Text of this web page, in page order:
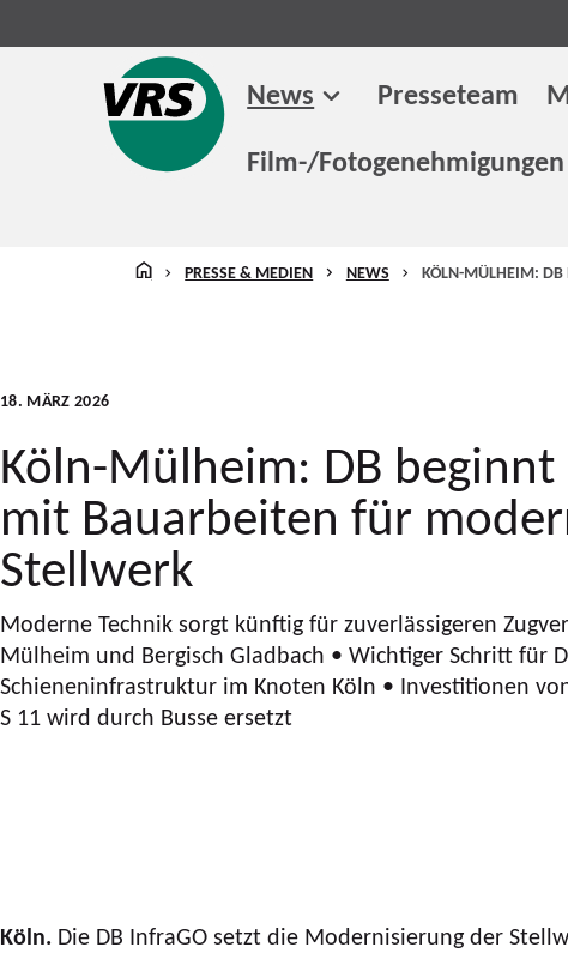
News Presseteam
Film-/Fotogenehmigungen
STARTSEITE
PRESSE & MEDIEN NEWS KÖLN-MÜLHEIM: DB
18. MÄRZ 2026
Köln-Mülheim: DB
mit Bauarbeiten für
Stellwerk
Moderne Technik sorgt künftig für zuverlässigeren
Mülheim und Bergisch Gladbach • Wichtiger Schritt für
Schieneninfrastruktur im Knoten Köln • Investitionen
S 11 wird durch Busse ersetzt
Köln. Die DB InfraGO setzt die Modernisierung der